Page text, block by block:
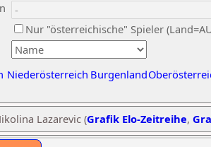
Nur "österreichische" Spieler
Niederösterreich Burgenland
Lazarevic (Grafik Elo-Zeitreihe,